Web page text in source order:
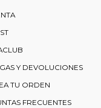
Y DEVOLUCIONES
TU ORDEN
FRECUENTES